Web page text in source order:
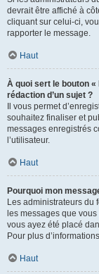
devrait être affiché à
cliquant sur celui-ci,
rapporter le message.
Haut
À quoi sert le bouton
rédaction d’un sujet ?
Il vous permet
souhaitez finaliser et
messages enregistrés
l’utilisateur.
Haut
Pourquoi mon
Les administrateurs du
les messages que
vous ayez été placé
Pour plus
Haut